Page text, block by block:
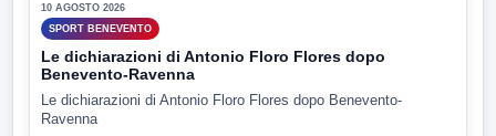
10 AGOSTO 2026
SPORT BENEVENTO
Le dichiarazioni di Antonio Floro Flores dopo
Benevento-Ravenna
Le dichiarazioni di Antonio Floro Flores dopo Benevento-
Ravenna